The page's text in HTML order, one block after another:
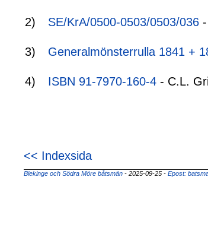
2) SE/KrA/0500-0503/0503/036
3) Generalmönsterrulla 1841 +
4) ISBN 91-7970-160-4 - C.L.
<< Indexsida
Blekinge och Södra Möre båtsmän - 2025-09-25 - Epost: